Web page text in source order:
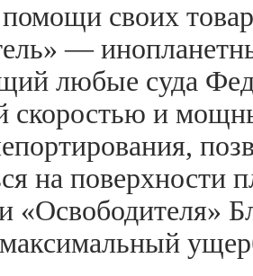
своих
—
любые суда
скоростью и
на поверхности